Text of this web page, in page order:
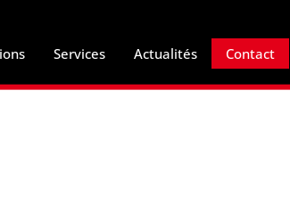
Services Actualités Contact